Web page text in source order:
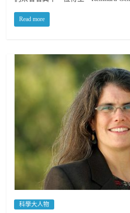
Read more
科學大人物